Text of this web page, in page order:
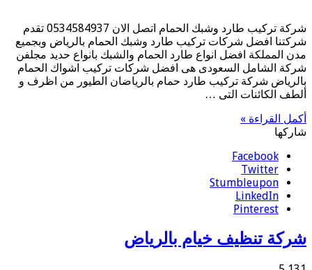
شركة تركيب طارد وشبك الحمام اتصل الان 0534584937 تقدم
شركتنا افضل شركات تركيب طارد وشبك الحمام بالرياض وبجميع
مدن المملكة افضل انواع طارد الحمام والشبك بانواع حديد مجلفن
شركة الشامل السعودى هى افضل شركات تركيب اشواك الحمام
بالرياض شركة تركيب طارد حمام بالرياضان الطيور من اظرف و
ألطف الكائنات التى …
أكمل القراءة »
شاركها
Facebook
Twitter
Stumbleupon
LinkedIn
Pinterest
شركة تنظيف خيام بالرياض